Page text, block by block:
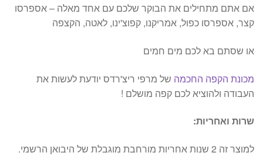
אם אתם מתחילים את הבוקר שלכם עם אחד מאלה – אספרסו
קצר, אספרסו כפול, אמריקנו, קפוצ'ינו, לאטה, הקצפה
או שסתם בא לכם מים חמים
מכונת הקפה החכמה של מרפי ריצ'רדס יודעת לעשות את
העבודה ולהוציא לכם קפה מושלם !
שרות ואחריות:
למוצר זה 2 שנות אחריות מורחבת מוגבלת של היבואן הרשמי.